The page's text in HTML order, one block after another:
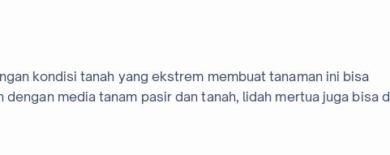
kondisi tanah yang ekstrem membuat tanaman ini bisa
media tanam pasir dan tanah, lidah mertua juga bisa